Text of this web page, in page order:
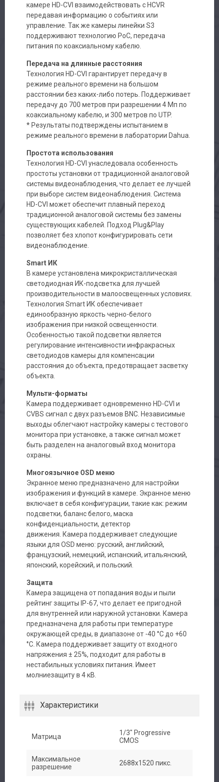
камере HD-CVI взаимодействовать с HCVR
передавая информацию о событиях или
управление. Так же камеры линейки S3
поддерживают технологию PoC, передача
питания по коаксиальному кабелю.
Передача на длинные расстояния
Технология HD-CVI гарантирует передачу в
режиме реального времени на большом
расстоянии без каких-либо потерь. Поддерживает
передачу до 700 метров при разрешении 4 Мп по
коаксиальному кабелю, и 300 метров по UTP.
* Результаты подтверждены испытанием в
режиме реального времени в лаборатории Dahua.
Простота использования
Технология HD-CVI унаследовала особенность
простоты установки от традиционной аналоговой
системы видеонаблюдения, что делает ее лучшей
при выборе систем видеонаблюдения. Система
HD-CVI может обеспечит плавный переход
традиционной аналоговой системы без замены
существующих кабелей. Подход Plug&Play
позволяет без хлопот конфигурировать сети
видеонаблюдение.
Smart ИК
В камере установлена микрокристаллическая
светодиодная ИК-подсветка для лучшей
производительности в малоосвещенных условиях.
Технология Smart ИК обеспечивает
единообразную яркость черно-белого
изображения при низкой освещенности.
Особенностью такой подсветки является
регулирование интенсивности инфракрасных
светодиодов камеры для компенсации
расстояния до объекта, предотвращает засветку
объекта.
Мульти-форматы
Камера поддерживает одновременно HD-CVI и
CVBS сигнал с двух разъемов BNC. Независимые
выходы облегчают настройку камеры с тестового
монитора при установке, а также сигнал может
быть разделен на аналоговый вход монитора
охраны.
Многоязычное OSD меню
Экранное меню предназначено для настройки
изображения и функций в камере. Экранное меню
включает в себя конфигурации, такие как: режим
подсветки, баланс белого, маска
конфиденциальности, детектор
движения. Камера поддерживает следующие
языки для OSD меню: русский, английский,
французский, немецкий, испанский, итальянский,
японский, корейский, и польский.
Защита
Камера защищена от попадания воды и пыли
рейтинг защиты IP-67, что делает ее пригодной
для внутренней или наружной установки. Камера
предназначена для работы при температуре
окружающей среды, в диапазоне от -40 °C до +60
°С. Камера поддерживает защиту от входного
напряжения ± 25%, подходит для работы в
нестабильных условиях питания. Имеет
молниезащиту в 4 кВ.
Характеристики
Матрица
1/3" Progressive
CMOS
Максимальное
разрешение
2688x1520 пикс.